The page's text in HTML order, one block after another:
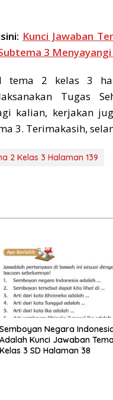
Kunci Jawaban
3
tema 2 kelas 3
Tugas
kalian, kerjakan
3. Terimakasih,
2 Kelas 3 Halaman 139
Semboyan Negara
Adalah Kunci Jawaban
Kelas 3 SD Halaman 38